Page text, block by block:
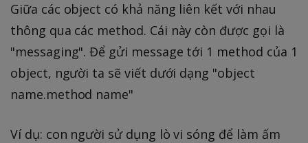
Giữa các object có khả năng liên kết với nhau
thông qua các method. Cái này còn được gọi là
"messaging". Để gửi message tới 1 method của 1
object, người ta sẽ viết dưới dạng "object
name.method name"
Ví dụ: con người sử dụng lò vi sóng để làm ấm